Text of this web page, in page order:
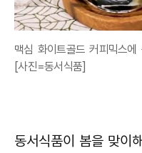
맥심 화이트골드 커피믹스에
[사진=동서식품]
동서식품이 봄을 맞이